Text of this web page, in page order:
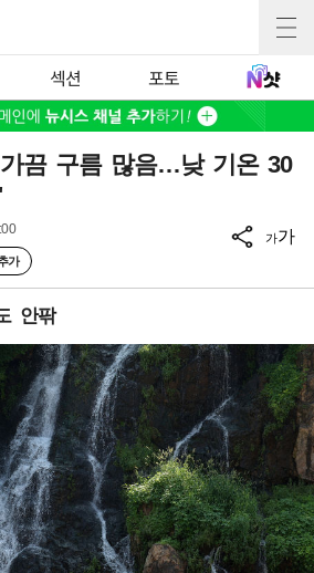
섹션 포토
끔 구름 많음…낮 기온 30
가
가가
안팎